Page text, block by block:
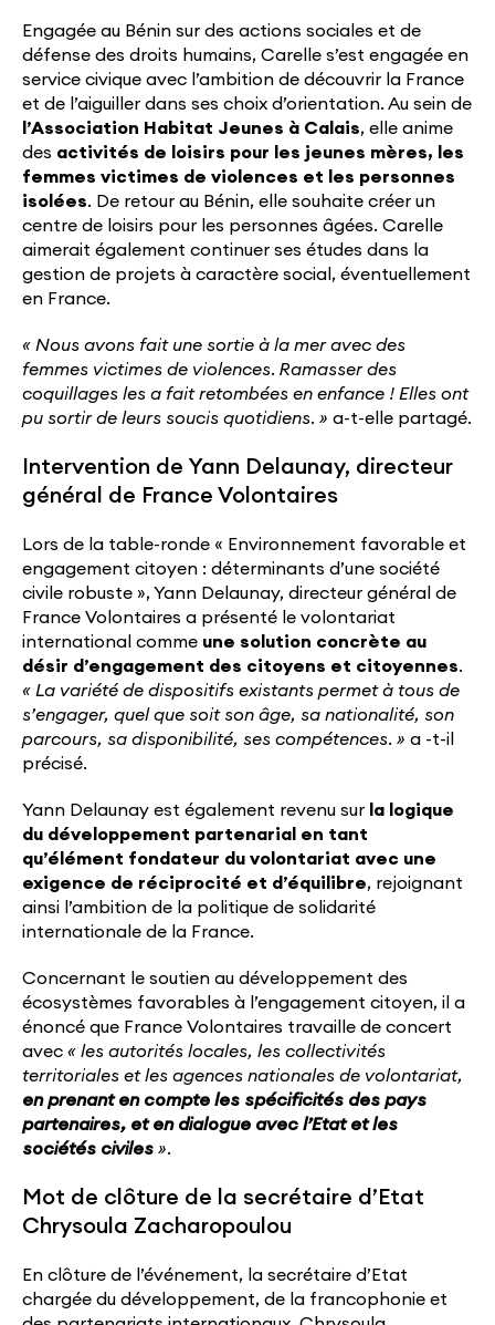
Engagée au Bénin sur des actions sociales et de
défense des droits humains, Carelle s’est engagée en
service civique avec l’ambition de découvrir la France
et de l’aiguiller dans ses choix d’orientation. Au sein de
l’Association Habitat Jeunes à Calais, elle anime
des activités de loisirs pour les jeunes mères, les
femmes victimes de violences et les personnes
isolées. De retour au Bénin, elle souhaite créer un
centre de loisirs pour les personnes âgées. Carelle
aimerait également continuer ses études dans la
gestion de projets à caractère social, éventuellement
en France.
« Nous avons fait une sortie à la mer avec des
femmes victimes de violences. Ramasser des
coquillages les a fait retombées en enfance ! Elles ont
pu sortir de leurs soucis quotidiens. » a-t-elle partagé.
Intervention de Yann Delaunay, directeur
général de France Volontaires
Lors de la table-ronde « Environnement favorable et
engagement citoyen : déterminants d’une société
civile robuste », Yann Delaunay, directeur général de
France Volontaires a présenté le volontariat
international comme une solution concrète au
désir d’engagement des citoyens et citoyennes.
« La variété de dispositifs existants permet à tous de
s’engager, quel que soit son âge, sa nationalité, son
parcours, sa disponibilité, ses compétences. » a -t-il
précisé.
Yann Delaunay est également revenu sur la logique
du développement partenarial en tant
qu’élément fondateur du volontariat avec une
exigence de réciprocité et d’équilibre, rejoignant
ainsi l’ambition de la politique de solidarité
internationale de la France.
Concernant le soutien au développement des
écosystèmes favorables à l’engagement citoyen, il a
énoncé que France Volontaires travaille de concert
avec « les autorités locales, les collectivités
territoriales et les agences nationales de volontariat,
en prenant en compte les spécificités des pays
partenaires, et en dialogue avec l’Etat et les
sociétés civiles ».
Mot de clôture de la secrétaire d’Etat
Chrysoula Zacharopoulou
En clôture de l’événement, la secrétaire d’Etat
chargée du développement, de la francophonie et